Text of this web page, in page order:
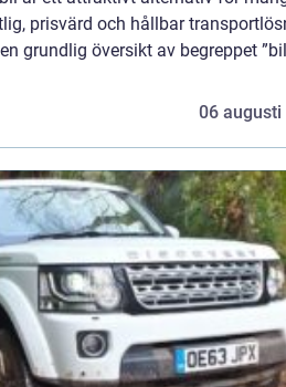
prisvärd och hållbar
grundlig översikt av begreppet
06 augusti